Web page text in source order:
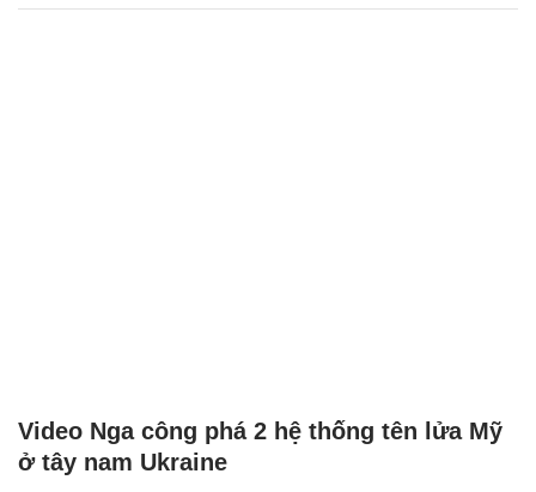
Video Nga công phá 2 hệ thống tên lửa Mỹ
ở tây nam Ukraine